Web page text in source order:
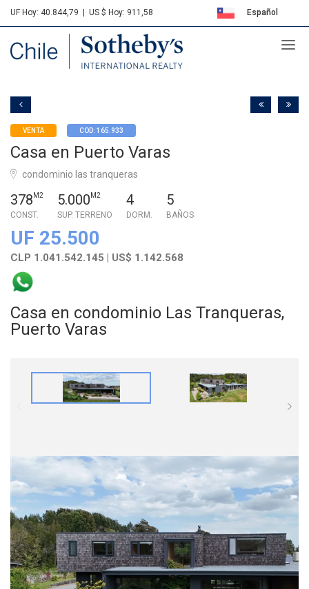
UF Hoy: 40.844,79 US $ Hoy: 911,58 Español
Sotheby's
VENTA COD: 165.933
Casa en Puerto Varas
condominio las tranqueras
378 M2
CONST.
5.000 M2
SUP. TERRENO
4
DORM.
5
BAÑOS
UF 25.500
CLP 1.041.542.145 | US$ 1.142.568
Casa en condominio Las Tranqueras,
Puerto Varas